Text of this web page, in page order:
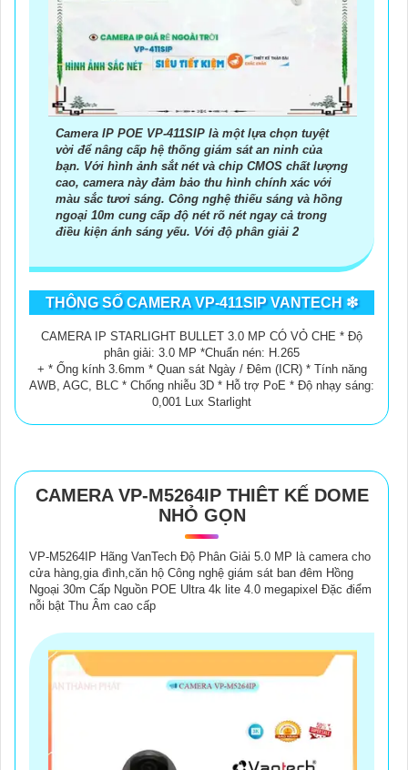
Xem xét giá cả: Xác định ngân sách của bạn để chọn camera
kim loại phù hợp với túi tiền.
Hy vọng những gợi ý trên sẽ giúp bạn chọn lựa được một chiếc
camera kim loại hoàn hảo.
Camera IP POE VP-411SIP là một lựa chọn tuyệt
vời để nâng cấp hệ thống giám sát an ninh của
bạn. Với hình ảnh sắt nét và chip CMOS chất lượng
cao, camera này đảm bảo thu hình chính xác với
màu sắc tươi sáng. Công nghệ thiếu sáng và hồng
ngoại 10m cung cấp độ nét rõ nét ngay cả trong
điều kiện ánh sáng yếu. Với độ phân giải 2
THÔNG SỐ CAMERA VP-411SIP VANTECH ❇
CAMERA IP STARLIGHT BULLET 3.0 MP CÓ VỎ CHE * Độ
phân giải: 3.0 MP *Chuẩn nén: H.265
+ * Ống kính 3.6mm * Quan sát Ngày / Đêm (ICR) * Tính năng
AWB, AGC, BLC * Chống nhiễu 3D * Hỗ trợ PoE * Độ nhạy sáng:
0,001 Lux Starlight
CAMERA VP-M5264IP THIÊT KẾ DOME
NHỎ GỌN
VP-M5264IP Hãng VanTech Độ Phân Giải 5.0 MP là camera cho
cửa hàng,gia đình,căn hộ Công nghệ giám sát ban đêm Hồng
Ngoại 30m Cấp Nguồn POE Ultra 4k lite 4.0 megapixel Đặc điểm
nỗi bật Thu Âm cao cấp